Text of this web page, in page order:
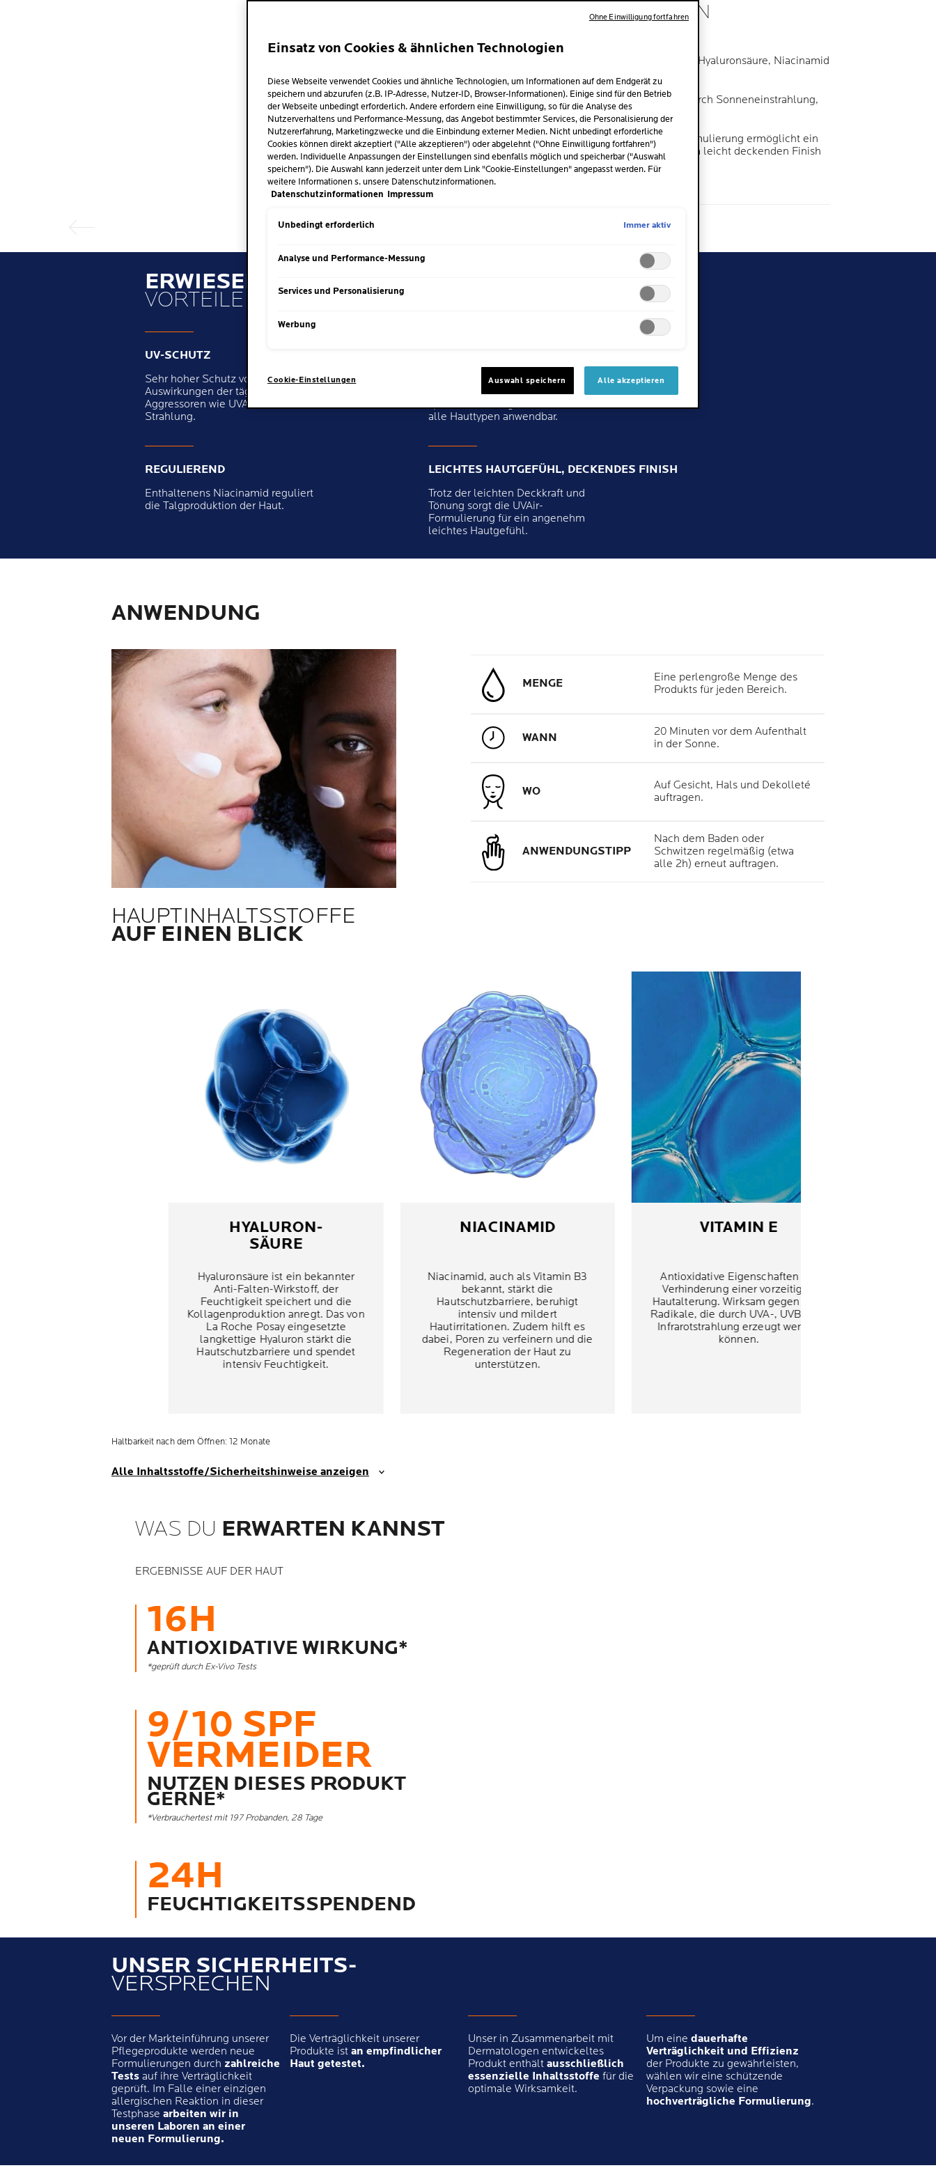
Nächster Eintrag
VON DERMATOLOGEN
EMPFOHLEN
Feuchtigkeitspendendes Serum mit Hyaluronsäure, Niacinamid
Schützt die Haut vor Zellschäden durch Sonneneinstrahlung,
so wie vor UVA- und UVB-Strahlen.
Die ultra-leichte, nicht fettende Formulierung ermöglicht ein
angenehmens Hautgefühl mit einem leicht deckenden Finish
in medium Tönung.
Volume
50 ml
ERWIESENE
VORTEILE
UV-SCHUTZ
Sehr hoher Schutz vor den
Auswirkungen der täglichen
Aggressoren wie UVA- und UVB-
Strahlung.
Die Fomulierung mit
Hyaluronsäure und Vitamin E
spendet Feuchtigkeit und ist für
alle Hauttypen anwendbar.
REGULIEREND
Enthaltenens Niacinamid reguliert
die Talgproduktion der Haut.
LEICHTES HAUTGEFÜHL, DECKENDES FINISH
Trotz der leichten Deckkraft und
Tönung sorgt die UVAir-
Formulierung für ein angenehm
leichtes Hautgefühl.
ANWENDUNG
MENGE
Eine perlengroße Menge des
Produkts für jeden Bereich.
WANN
20 Minuten vor dem Aufenthalt
in der Sonne.
WO
Auf Gesicht, Hals und Dekolleté
auftragen.
ANWENDUNGSTIPP
Nach dem Baden oder
Schwitzen regelmäßig (etwa
alle 2h) erneut auftragen.
HAUPTINHALTSSTOFFE
AUF EINEN BLICK
HYALURON-
SÄURE
Hyaluronsäure ist ein bekannter
Anti-Falten-Wirkstoff, der
Feuchtigkeit speichert und die
Kollagenproduktion anregt. Das von
La Roche Posay eingesetzte
langkettige Hyaluron stärkt die
Hautschutzbarriere und spendet
intensiv Feuchtigkeit.
NIACINAMID
Niacinamid, auch als Vitamin B3
bekannt, stärkt die
Hautschutzbarriere, beruhigt
intensiv und mildert
Hautirritationen. Zudem hilft es
dabei, Poren zu verfeinern und die
Regeneration der Haut zu
unterstützen.
VITAMIN E
Antioxidative Eigenschaften zur
Verhinderung einer vorzeitigen
Hautalterung. Wirksam gegen freie
Radikale, die durch UVA-, UVB- und
Infrarotstrahlung erzeugt werden
können.
Haltbarkeit nach dem Öffnen: 12 Monate
Alle Inhaltsstoffe/Sicherheitshinweise anzeigen
WAS DU ERWARTEN KANNST
ERGEBNISSE AUF DER HAUT
16H
ANTIOXIDATIVE WIRKUNG*
*geprüft durch Ex-Vivo Tests
9/10 SPF
VERMEIDER
NUTZEN DIESES PRODUKT
GERNE*
*Verbrauchertest mit 197 Probanden, 28 Tage
24H
FEUCHTIGKEITSSPENDEND
UNSER SICHERHEITS-
VERSPRECHEN
Vor der Markteinführung unserer
Pflegeprodukte werden neue
Formulierungen durch zahlreiche
Tests auf ihre Verträglichkeit
geprüft. Im Falle einer einzigen
allergischen Reaktion in dieser
Testphase arbeiten wir in
unseren Laboren an einer
neuen Formulierung.
Die Verträglichkeit unserer
Produkte ist an empfindlicher
Haut getestet.
Unser in Zusammenarbeit mit
Dermatologen entwickeltes
Produkt enthält ausschließlich
essenzielle Inhaltsstoffe für die
optimale Wirksamkeit.
Um eine dauerhafte
Verträglichkeit und Effizienz
der Produkte zu gewährleisten,
wählen wir eine schützende
Verpackung sowie eine
hochverträgliche Formulierung.
Einsatz von Cookies & ähnlichen Technologien
Diese Webseite verwendet Cookies und ähnliche Technologien, um Informationen auf dem Endgerät zu
speichern und abzurufen (z.B. IP-Adresse, Nutzer-ID, Browser-Informationen). Einige sind für den Betrieb
der Webseite unbedingt erforderlich. Andere erfordern eine Einwilligung, so für die Analyse des
Nutzerverhaltens und Performance-Messung, das Angebot bestimmter Services, die Personalisierung der
Nutzererfahrung, Marketingzwecke und die Einbindung externer Medien. Nicht unbedingt erforderliche
Cookies können direkt akzeptiert ("Alle akzeptieren") oder abgelehnt ("Ohne Einwilligung fortfahren")
werden. Individuelle Anpassungen der Einstellungen sind ebenfalls möglich und speicherbar ("Auswahl
speichern"). Die Auswahl kann jederzeit unter dem Link "Cookie-Einstellungen" angepasst werden. Für
weitere Informationen s. unsere Datenschutzinformationen.
Datenschutzinformationen Impressum
Unbedingt erforderlich Immer aktiv
Analyse und Performance-Messung
Services und Personalisierung
Werbung
Cookie-Einstellungen Auswahl speichern Alle akzeptieren
Ohne Einwilligung fortfahren